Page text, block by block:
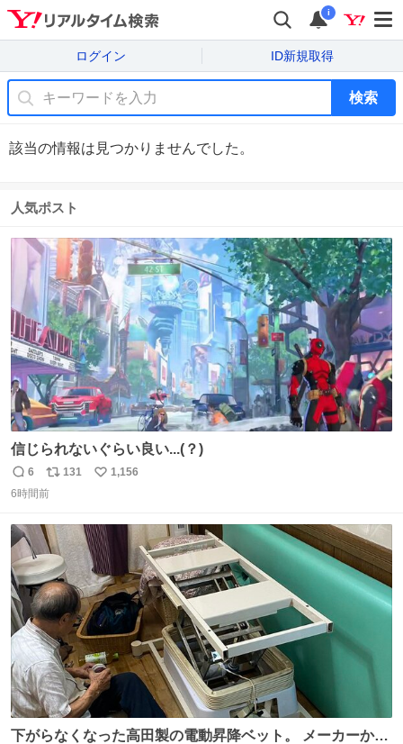
i
ログイン ID新規取得
検索
該当の情報は見つかりませんでした。
人気ポスト
信じられないぐらい良い...(？)
返
信
6
リ
ポ
ト
数
131
い
数
1,156
6時間前
下がらなくなった高田製の電動昇降ベット。 メーカーから